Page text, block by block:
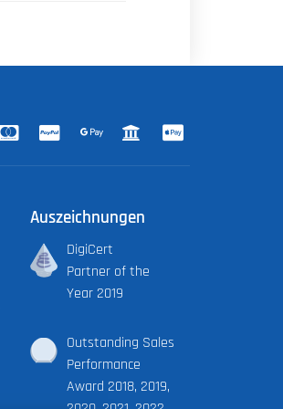
Auszeichnungen
DigiCert
Partner of the
Year 2019
Outstanding Sales
Performance
Award 2018, 2019,